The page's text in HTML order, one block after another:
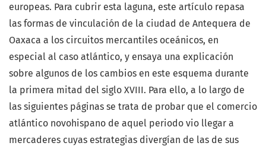
europeas. Para cubrir esta laguna, este artículo repasa
las formas de vinculación de la ciudad de Antequera de
Oaxaca a los circuitos mercantiles oceánicos, en
especial al caso atlántico, y ensaya una explicación
sobre algunos de los cambios en este esquema durante
la primera mitad del siglo XVIII. Para ello, a lo largo de
las siguientes páginas se trata de probar que el comercio
atlántico novohispano de aquel periodo vio llegar a
mercaderes cuyas estrategias divergían de las de sus